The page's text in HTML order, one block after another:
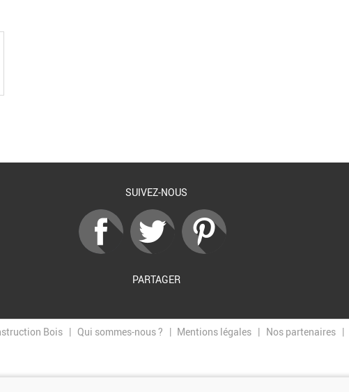
SUIVEZ-NOUS
PARTAGER
Bois Qui sommes-nous ? Mentions légales Nos partenaires